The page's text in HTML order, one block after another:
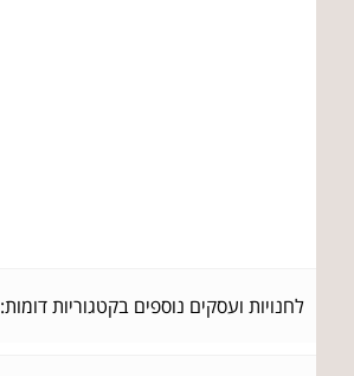
לחנויות ועסקים נוספים בקטגוריות דומות: